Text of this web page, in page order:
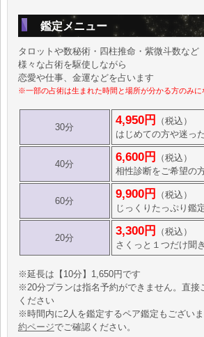
鑑定メニュー
タロットや数秘術・四柱推命・紫微斗数など
様々な占術を駆使しながら
恋愛や仕事、金運などを占います
※一部の占術は生まれた時間と場所が分かる方のみに
30分
4,950円
（税込）
はじめての方や迷っ
40分
6,600円
（税込）
相性診断をご希望の
60分
9,900円
（税込）
じっくりたっぷり鑑
20分
3,300円
（税込）
さくっと１つだけ聞
※延長は【10分】1,650円です
※20分プランは指名予約ができません。直接
ください
※時間内に2人を鑑定するペア鑑定もござい
約ページでご確認ください。